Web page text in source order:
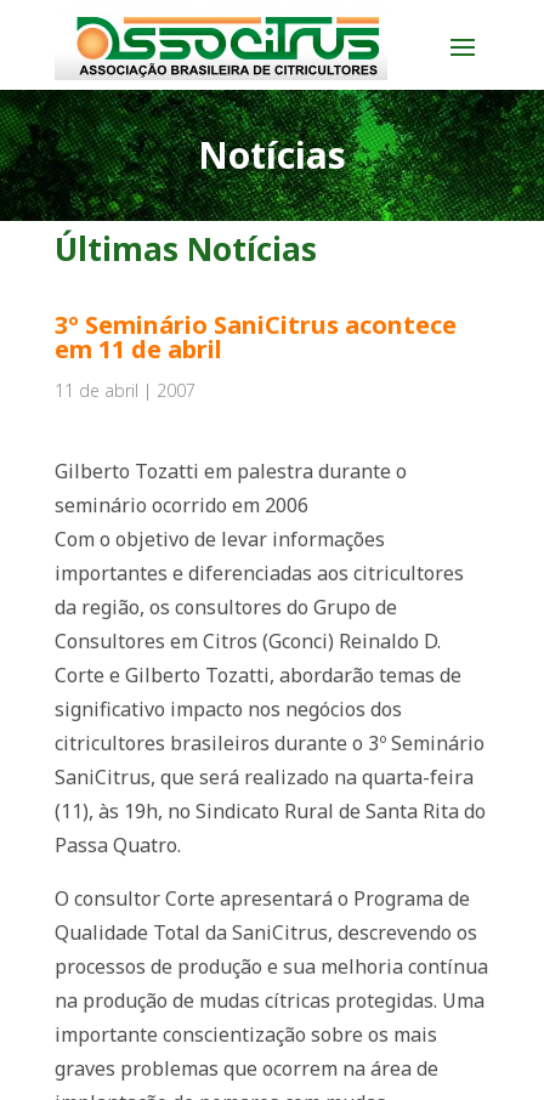
Notícias
Últimas Notícias
3º Seminário SaniCitrus acontece
em 11 de abril
11 de abril | 2007
Gilberto Tozatti em palestra durante o
seminário ocorrido em 2006
Com o objetivo de levar informações
importantes e diferenciadas aos citricultores
da região, os consultores do Grupo de
Consultores em Citros (Gconci) Reinaldo D.
Corte e Gilberto Tozatti, abordarão temas de
significativo impacto nos negócios dos
citricultores brasileiros durante o 3º Seminário
SaniCitrus, que será realizado na quarta-feira
(11), às 19h, no Sindicato Rural de Santa Rita do
Passa Quatro.
O consultor Corte apresentará o Programa de
Qualidade Total da SaniCitrus, descrevendo os
processos de produção e sua melhoria contínua
na produção de mudas cítricas protegidas. Uma
importante conscientização sobre os mais
graves problemas que ocorrem na área de